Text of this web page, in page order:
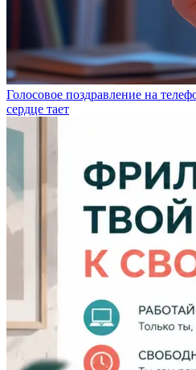
Голосовое поздравление на
сердце тает